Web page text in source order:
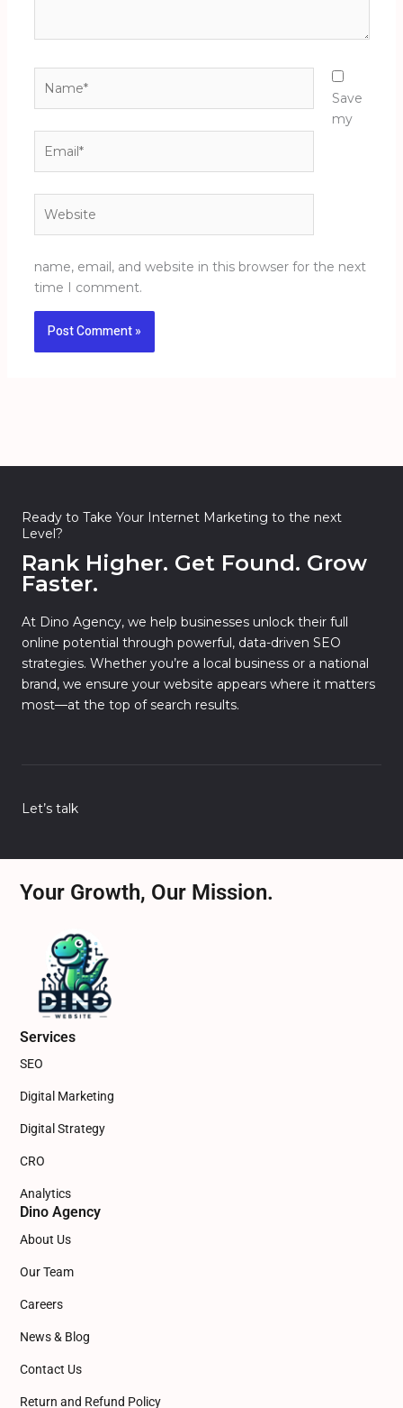
Save
my
name, email, and website in this browser for the next
time I comment.
Ready to Take Your Internet Marketing to the next
Level?
Rank Higher. Get Found. Grow
Faster.
At Dino Agency, we help businesses unlock their full
online potential through powerful, data-driven SEO
strategies. Whether you’re a local business or a national
brand, we ensure your website appears where it matters
most—at the top of search results.
Let’s talk
Your Growth, Our Mission.
Services
SEO
Digital Marketing
Digital Strategy
CRO
Analytics
Dino Agency
About Us
Our Team
Careers
News & Blog
Contact Us
Return and Refund Policy